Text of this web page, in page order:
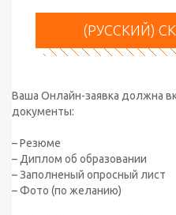
(РУССКИЙ)
Ваша Онлайн-заявка должна
документы:
– Резюме
– Диплом об образовании
– Заполненый опросный лист
– Фото (по желанию)